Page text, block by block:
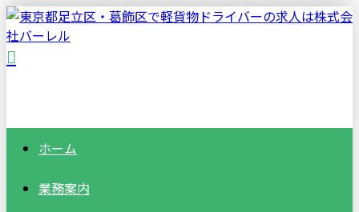
ホーム
業務案内